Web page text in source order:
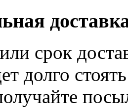
срок
долго